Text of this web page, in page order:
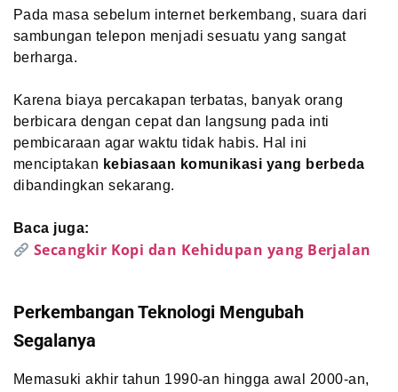
Pada masa sebelum internet berkembang, suara dari
sambungan telepon menjadi sesuatu yang sangat
berharga.
Karena biaya percakapan terbatas, banyak orang
berbicara dengan cepat dan langsung pada inti
pembicaraan agar waktu tidak habis. Hal ini
menciptakan kebiasaan komunikasi yang berbeda
dibandingkan sekarang.
Baca juga:
Secangkir Kopi dan Kehidupan yang Berjalan
Perkembangan Teknologi Mengubah
Segalanya
Memasuki akhir tahun 1990-an hingga awal 2000-an,